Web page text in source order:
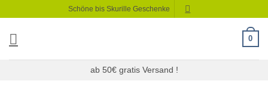
springen
Schöne bis Skurille Geschenke
0
ab 50€ gratis Versand !